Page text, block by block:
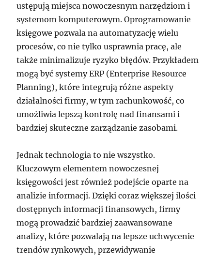
ustępują miejsca nowoczesnym narzędziom i
systemom komputerowym. Oprogramowanie
księgowe pozwala na automatyzację wielu
procesów, co nie tylko usprawnia pracę, ale
także minimalizuje ryzyko błędów. Przykładem
mogą być systemy ERP (Enterprise Resource
Planning), które integrują różne aspekty
działalności firmy, w tym rachunkowość, co
umożliwia lepszą kontrolę nad finansami i
bardziej skuteczne zarządzanie zasobami.
Jednak technologia to nie wszystko.
Kluczowym elementem nowoczesnej
księgowości jest również podejście oparte na
analizie informacji. Dzięki coraz większej ilości
dostępnych informacji finansowych, firmy
mogą prowadzić bardziej zaawansowane
analizy, które pozwalają na lepsze uchwycenie
trendów rynkowych, przewidywanie